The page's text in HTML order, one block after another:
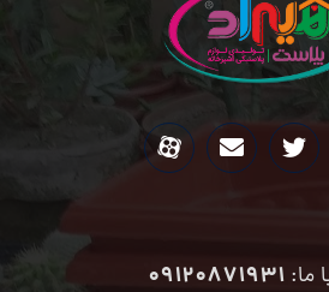
ما:09120871931